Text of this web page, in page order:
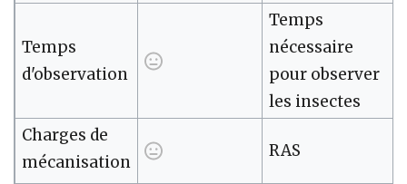
Temps
d'observation
Temps
nécessaire
pour observer
les insectes
Charges de
mécanisation
RAS